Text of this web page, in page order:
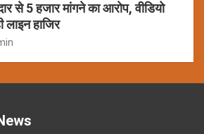
से 5 हजार मांगने का आरोप, वीडियो
लाइन हाजिर